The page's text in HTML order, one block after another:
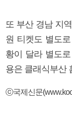
또 부산 경남 지
원 티켓도 별도
황이 달라 별도
용은 클래식부산
ⓒ국제신문